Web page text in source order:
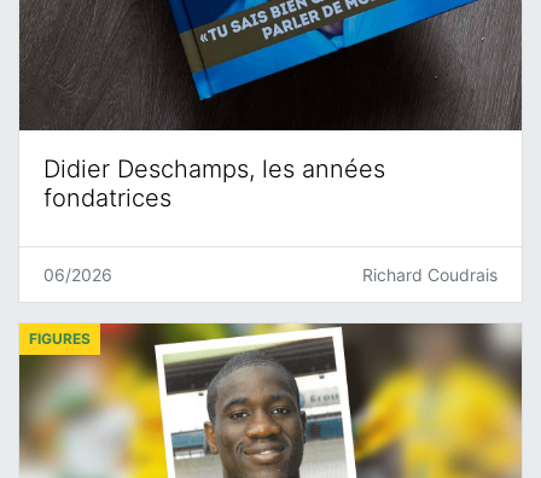
Didier Deschamps, les années
fondatrices
06/2026 Richard Coudrais
FIGURES